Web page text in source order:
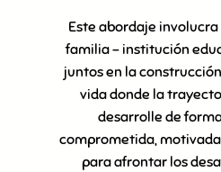
Este abordaje
familia – institución
juntos en la
vida donde la
desarrolle de
comprometida,
para afrontar los